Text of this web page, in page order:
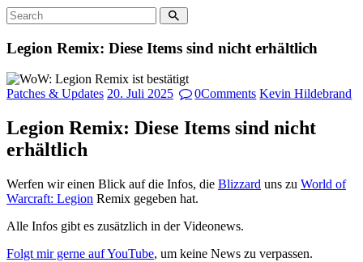
Legion Remix: Diese Items sind nicht erhältlich
Patches & Updates 20. Juli 2025 0Comments Kevin Hildebrand
Legion Remix: Diese Items sind nicht
erhältlich
Werfen wir einen Blick auf die Infos, die Blizzard uns zu World of
Warcraft: Legion Remix gegeben hat.
Alle Infos gibt es zusätzlich in der Videonews.
Folgt mir gerne auf YouTube, um keine News zu verpassen.